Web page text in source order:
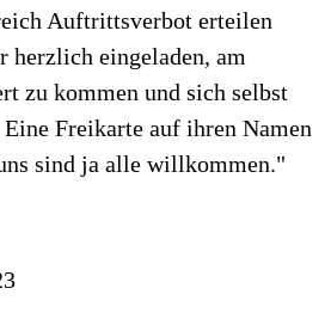
Auftrittsverbot erteilen
herzlich eingeladen, am
zu kommen und sich selbst
Freikarte auf ihren Namen
sind ja alle willkommen."